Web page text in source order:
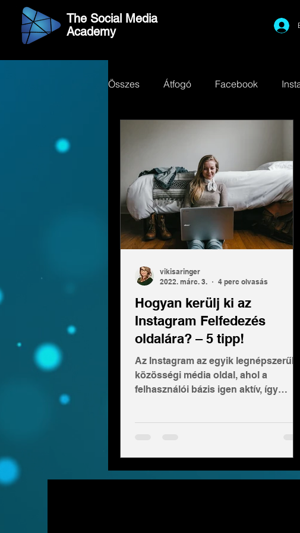
The Social Media
Academy
Összes Átfogó Facebook
Hogyan kerülj ki az
Instagram Felfedezés
oldalára? – 5 tipp!
Az Instagram az egyik legnépszerűbb
közösségi média oldal, ahol a
felhasználói bázis igen aktív, így
kifizetődő lehetősége, ha kikerülünk
vikisaringer
2022. márc. 3.
4 perc olvasás